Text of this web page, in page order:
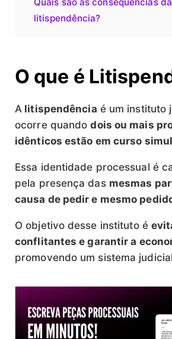
litispendência?
O que é
A litispendência é um instituto
ocorre quandodois ou mais
idênticos estão em curso
Essa identidade processual é
pela presença das mesmas
causa de pedir e mesmo
O objetivo desse instituto é
conflitantes e garantir a
promovendo um sistema